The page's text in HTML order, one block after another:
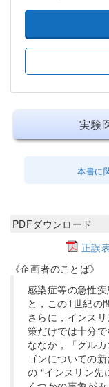
実験
本書に
PDFダウンロード
正誤
《企画者のことば》
感染症等の急性
と，この1世紀の
さらに，インス
策だけでは十分
ななか，「グル
ゴンについての
の “インスリン先